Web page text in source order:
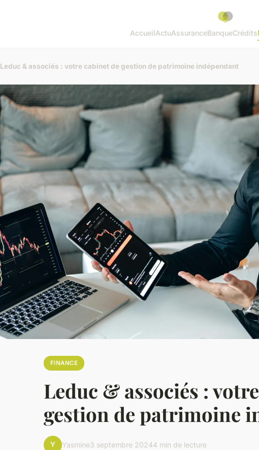
AccueilActuAssuranceBanqueCrédits
Leduc & associés : votre cabinet de gestion de patrimoine indépendant
FINANCE
Leduc & associés :
gestion de patrimoine
Y Yasmine3 septembre 20244 min de lecture